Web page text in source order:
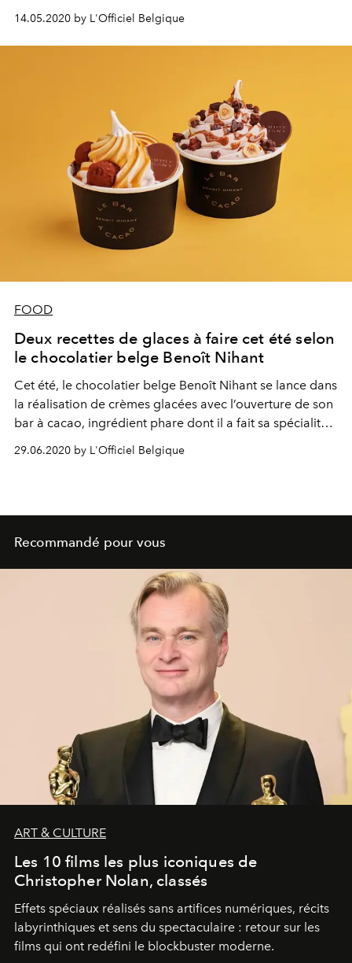
précieuse. Des incontournables revisités aux invitations
à voyager, chacun de ces cocktails sans alcool est une
explosion de saveurs qui n’est pas sans rappeler la
14.05.2020 by L'Officiel Belgique
FOOD
Deux recettes de glaces à faire cet été selon
le chocolatier belge Benoît Nihant
Cet été, le chocolatier belge Benoît Nihant se lance dans
la réalisation de crèmes glacées avec l’ouverture de son
bar à cacao, ingrédient phare dont il a fait sa spécialité.
En attendant, voici deux recettes à reproduire chez soi
pour une touche très couture.
29.06.2020 by L'Officiel Belgique
Recommandé pour vous
ART & CULTURE
Les 10 films les plus iconiques de
Christopher Nolan, classés
Effets spéciaux réalisés sans artifices numériques, récits
labyrinthiques et sens du spectaculaire : retour sur les
films qui ont redéfini le blockbuster moderne.